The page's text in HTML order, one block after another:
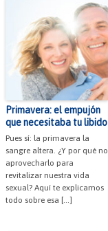
Primavera: el empujón
que necesitaba tu libido
Pues sí: la primavera la
sangre altera. ¿Y por qué no
aprovecharlo para
revitalizar nuestra vida
sexual? Aquí te explicamos
todo sobre esa […]